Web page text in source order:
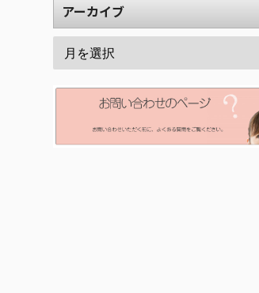
アーカイブ